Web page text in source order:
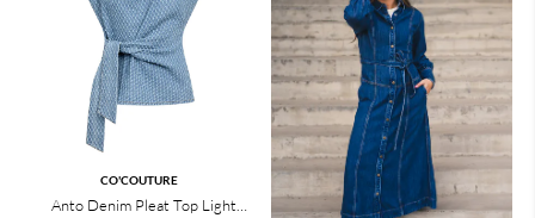
CO'COUTURE
Anto Denim Pleat Top Light